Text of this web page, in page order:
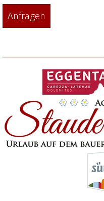
Anfragen